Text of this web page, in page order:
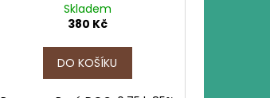
Skladem
380 Kč
DO KOŠÍKU